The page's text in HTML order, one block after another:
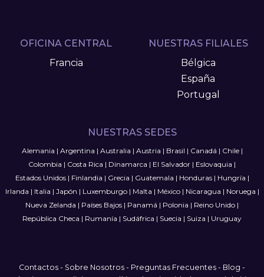
OFICINA CENTRAL
Francia
NUESTRAS FILIALES
Bélgica
España
Portugal
NUESTRAS SEDES
Alemania | Argentina | Australia | Austria | Brasil | Canadá | Chile|
Colombia | Costa Rica | Dinamarca | El Salvador | Eslovaquia |
Estados Unidos| Finlandia | Grecia | Guatemala | Honduras| Hungría |
Irlanda | Italia | Japón | Luxemburgo| Malta | México| Nicaragua | Noruega |
Nueva Zelanda | Países Bajos | Panamá | Polonia | Reino Unido |
República Checa | Rumanía | Sudáfrica | Suecia | Suiza | Uruguay
Contactos - Sobre Nosotros - Preguntas Frecuentes - Blog -